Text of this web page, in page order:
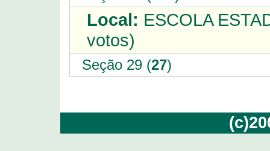
Local: ESCOLA
votos)
Seção 29 (27)